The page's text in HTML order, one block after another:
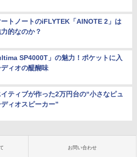
トノートのiFLYTEK「AINOTE 2」は
的なのか？
SP4000T」の魅力！ポケットに入
ィオの醍醐味
ティブが作った2万円台の“小さなピュ
ィオスピーカー”
お問い合わせ